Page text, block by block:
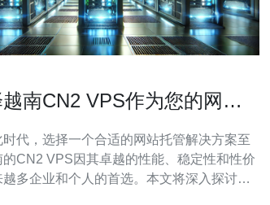
南CN2 VPS作为您的网站
代，选择一个合适的网站托管解决方案至
的CN2 VPS因其卓越的性能、稳定性和性价
越多企业和个人的首选。本文将深入探讨选